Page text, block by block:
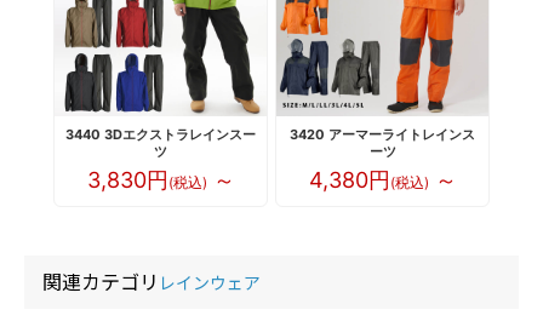
3440 3Dエクストラレインスー
ツ
3,830円 (税込) ～
3420 アーマーライトレインス
ーツ
4,380円 (税込) ～
関連カテゴリ レインウェア